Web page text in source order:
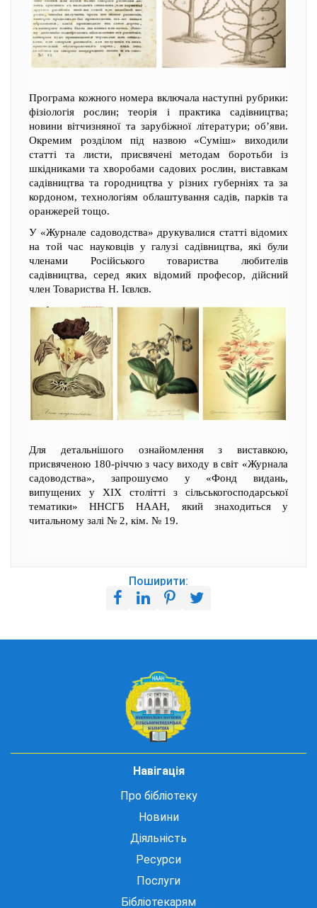
Програма кожного номера включала наступні рубрики:
фізіологія рослин; теорія і практика садівництва;
новини вітчизняної та зарубіжної літератури; об’яви.
Окремим розділом під назвою «Суміш» виходили
статті та листи, присвячені методам боротьби із
шкідниками та хворобами садових рослин, виставкам
садівництва та городництва у різних губерніях та за
кордоном, технологіям облаштування садів, парків та
оранжерей тощо.
У «Журнале садоводства» друкувалися статті відомих
на той час науковців у галузі садівництва, які були
членами Російського товариства любителів
садівництва, серед яких відомий професор, дійсний
член Товариства Н. Ієвлєв.
Для детальнішого ознайомлення з виставкою,
присвяченою 180-річчю з часу виходу в світ «Журнала
садоводства», запрошуємо у «Фонд видань,
випущених у ХІХ столітті з сільськогосподарської
тематики» ННСГБ НААН, який знаходиться у
читальному залі № 2, кім. № 19.
Поширити:
Навігація
Про бібліотеку
Новини
Діяльність
Ресурси
Послуги
Бібліотекарям